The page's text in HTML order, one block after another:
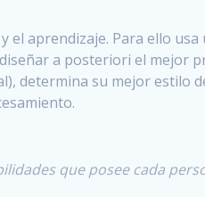
aprendizaje. Para ello
a posteriori el mejor
determina su mejor estilo
que posee cada